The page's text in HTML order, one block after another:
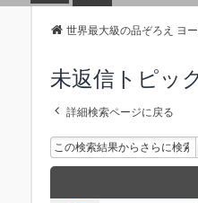
世界最大級の品ぞろえ ヨ
未返信トピッ
詳細検索ページに戻る